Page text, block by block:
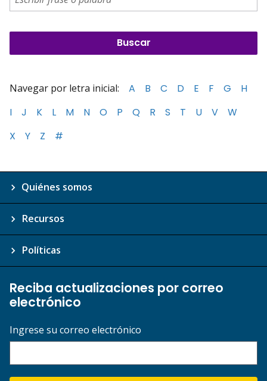
Navegar por letra inicial: A B C D E F G
H
I
J K L M N O P Q R S T U V
W
X
Y Z #
Quiénes somos
Recursos
Políticas
Reciba actualizaciones por correo
electrónico
Ingrese su correo electrónico